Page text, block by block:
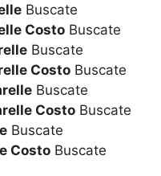
Buscate
Costo Buscate
Buscate
Costo Buscate
Buscate
Costo Buscate
Buscate
Costo Buscate